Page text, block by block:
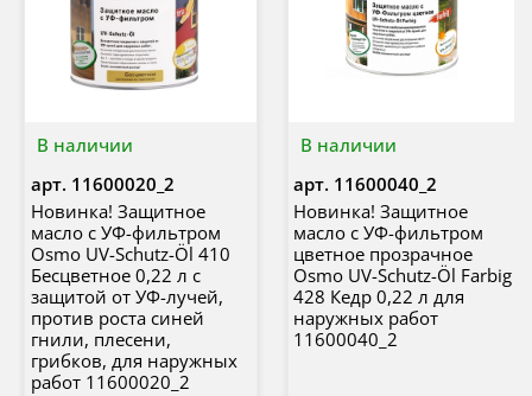
В наличии
арт. 11600020_2
Новинка! Защитное
масло с УФ-фильтром
Osmo UV-Schutz-Öl 410
Бесцветное 0,22 л с
защитой от УФ-лучей,
против роста синей
гнили, плесени,
грибков, для наружных
работ 11600020_2
В наличии
арт. 11600040_2
Новинка! Защитное
масло с УФ-фильтром
цветное прозрачное
Osmo UV-Schutz-Öl Farbig
428 Кедр 0,22 л для
наружных работ
11600040_2